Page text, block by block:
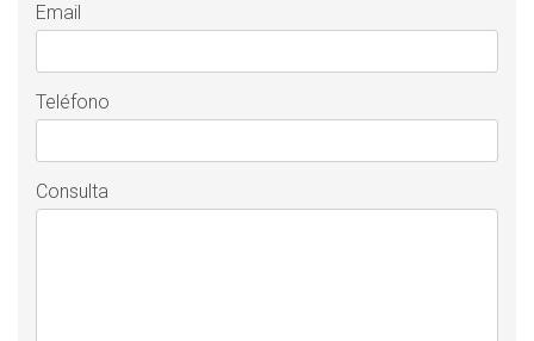
Email
Teléfono
Consulta